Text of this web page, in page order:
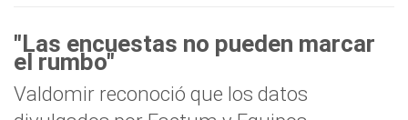
"Las encuestas no pueden marcar
el rumbo"
Valdomir reconoció que los datos